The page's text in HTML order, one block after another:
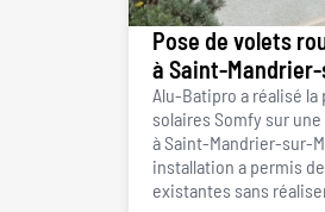
Pose de volets
à Saint-
Alu-Batipro a réalisé
solaires Somfy sur
à Saint-Mandrier-sur-
installation a permis
existantes sans réaliser